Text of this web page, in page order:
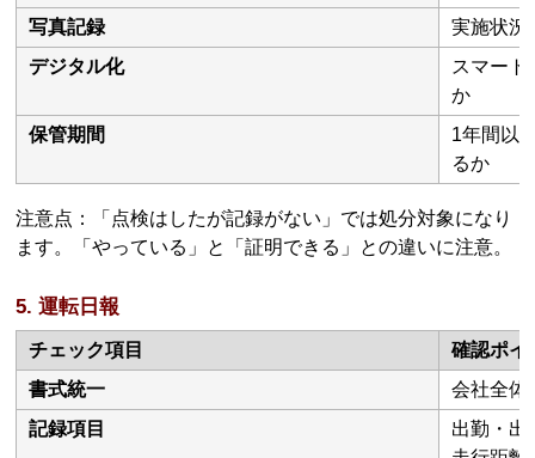
写真記録
実施状況
デジタル化
スマート
か
保管期間
1年間以
るか
注意点：「点検はしたが記録がない」では処分対象になり
ます。「やっている」と「証明できる」との違いに注意。
5. 運転日報
チェック項目
確認ポイ
書式統一
会社全体
記録項目
出勤・出